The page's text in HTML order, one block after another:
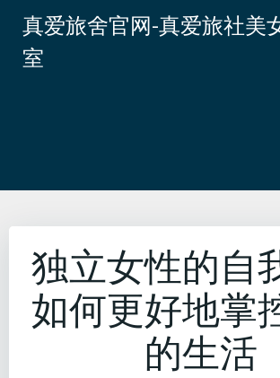
转
真爱旅舍官网-真爱旅社美
室
独立女性的自
如何更好地掌
的生活